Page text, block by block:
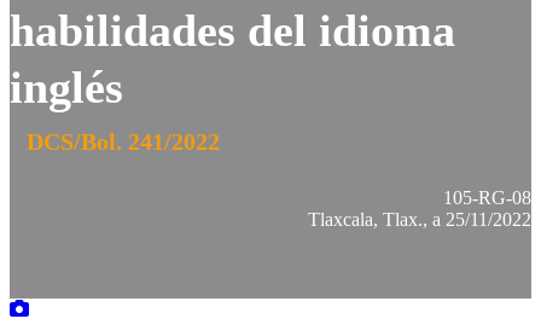
habilidades del idioma
inglés
DCS/Bol. 241/2022
105-RG-08
Tlaxcala, Tlax., a 25/11/2022